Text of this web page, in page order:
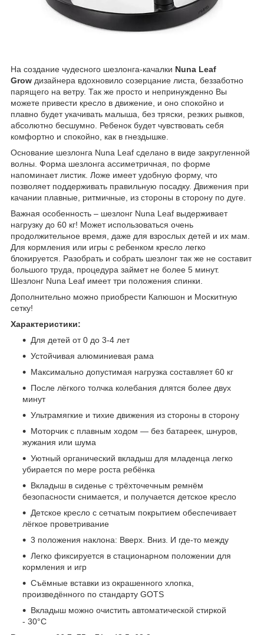
На создание чудесного шезлонга-качалки Nuna Leaf
Grow дизайнера вдохновило созерцание листа, беззаботно
парящего на ветру. Так же просто и непринужденно Вы
можете привести кресло в движение, и оно спокойно и
плавно будет укачивать малыша, без тряски, резких рывков,
абсолютно бесшумно. Ребенок будет чувствовать себя
комфортно и спокойно, как в гнездышке.
Основание шезлонга Nuna Leaf сделано в виде закругленной
волны. Форма шезлонга ассиметричная, по форме
напоминает листик. Ложе имеет удобную форму, что
позволяет поддерживать правильную посадку. Движения при
качании плавные, ритмичные, из стороны в сторону по дуге.
Важная особенность – шезлонг Nuna Leaf выдерживает
нагрузку до 60 кг! Может использоваться очень
продолжительное время, даже для взрослых детей и их мам.
Для кормления или игры с ребенком кресло легко
блокируется. Разобрать и собрать шезлонг так же не составит
большого труда, процедура займет не более 5 минут.
Шезлонг Nuna Leaf имеет три положения спинки.
Дополнительно можно приобрести Капюшон и Москитную
сетку!
Характеристики:
Для детей от 0 до 3-4 лет
Устойчивая алюминиевая рама
Максимально допустимая нагрузка составляет 60 кг
После лёгкого толчка колебания длятся более двух
минут
Ультрамягкие и тихие движения из стороны в сторону
Моторчик с плавным ходом — без батареек, шнуров,
жужания или шума
Уютный органический вкладыш для младенца легко
убирается по мере роста ребёнка
Вкладыш в сиденье с трёхточечным ремнём
безопасности снимается, и получается детское кресло
Детское кресло с сетчатым покрытием обеспечивает
лёгкое проветривание
3 положения наклона: Вверх. Вниз. И где-то между
Легко фиксируется в стационарном положении для
кормления и игр
Съёмные вставки из окрашенного хлопка,
произведённого по стандарту GOTS
Вкладыш можно очистить автоматической стиркой
- 30°C